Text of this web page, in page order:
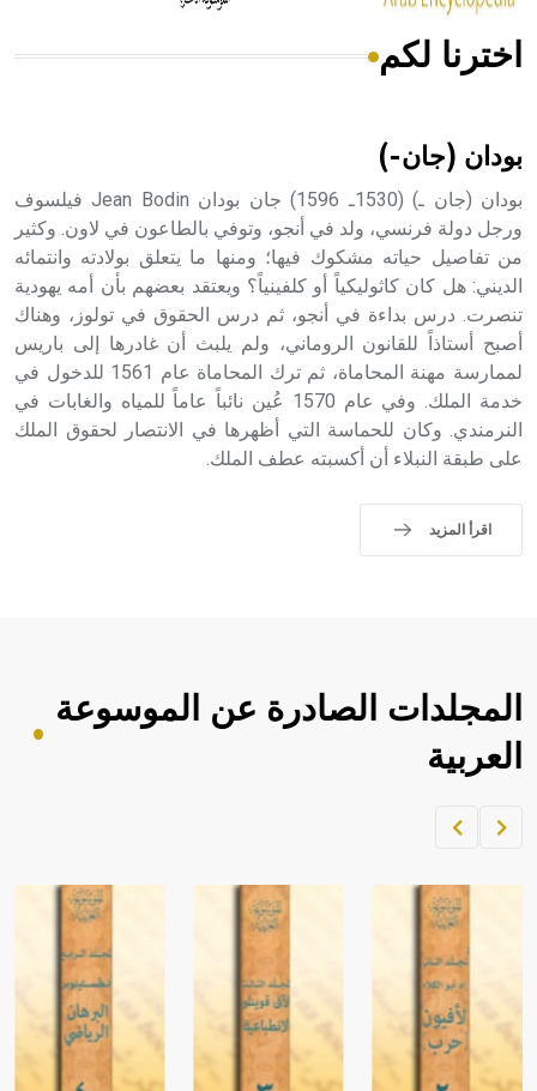
هل تعلم أن الأبسيد كلمة فرنسية اللفظ تم اعتمادها مصطلحاً
- هل تعلم أن أبجر Abgar اسم معروف جيداً يعود إلى عدد من
الملوك الذين حكموا مدينة إديسا (الرها) من أبجر الأول وحتى
التاسع، وهم ينتسبون إلى أسرة أوسروين
- هل تعلم أن الأبجدية الكنعانية تتألف من /22/ علامة كتابية
sign تكتب منفصلة غير متصلة، وتعتمد المبدأ الأكوروفوني،
اخترنا لكم
بودان (جان-)
بودان (جان ـ) (1530ـ 1596) جان بودان Jean Bodin فيلسوف
ورجل دولة فرنسي، ولد في أنجو، وتوفي بالطاعون في لاون. وكثير
من تفاصيل حياته مشكوك فيها؛ ومنها ما يتعلق بولادته وانتمائه
الديني: هل كان كاثوليكياً أو كلفينياً؟ ويعتقد بعضهم بأن أمه يهودية
تنصرت. درس بداءة في أنجو، ثم درس الحقوق في تولوز، وهناك
أصبح أستاذاً للقانون الروماني، ولم يلبث أن غادرها إلى باريس
لممارسة مهنة المحاماة، ثم ترك المحاماة عام 1561 للدخول في
خدمة الملك. وفي عام 1570 عُين نائباً عاماً للمياه والغابات في
النرمندي. وكان للحماسة التي أظهرها في الانتصار لحقوق الملك
على طبقة النبلاء أن أكسبته عطف الملك.
اقرأ المزيد
المجلدات الصادرة عن الموسوعة
العربية